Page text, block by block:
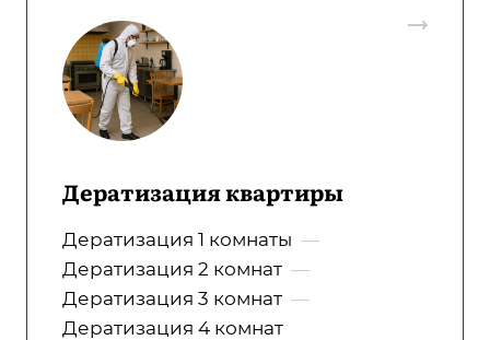
Дератизация квартиры
Дератизация 1 комнаты —
Дератизация 2 комнат —
Дератизация 3 комнат —
Дератизация 4 комнат